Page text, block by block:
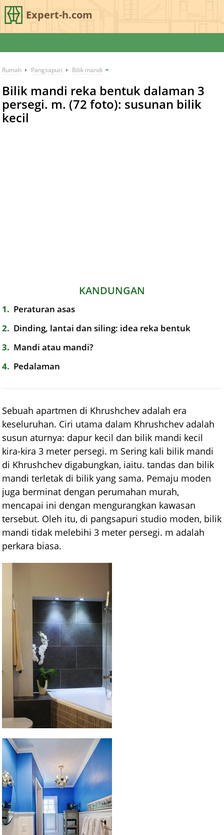
Expert-h.com
Rumah Pangsapuri Bilik mandi
Bilik mandi reka bentuk dalaman 3
persegi. m. (72 foto): susunan bilik
kecil
KANDUNGAN
1
Peraturan asas
2
Dinding, lantai dan siling: idea reka bentuk
3
Mandi atau mandi?
4
Pedalaman
Sebuah apartmen di Khrushchev adalah era
keseluruhan. Ciri utama dalam Khrushchev adalah
susun aturnya: dapur kecil dan bilik mandi kecil
kira-kira 3 meter persegi. m Sering kali bilik mandi
di Khrushchev digabungkan, iaitu. tandas dan bilik
mandi terletak di bilik yang sama. Pemaju moden
juga berminat dengan perumahan murah,
mencapai ini dengan mengurangkan kawasan
tersebut. Oleh itu, di pangsapuri studio moden, bilik
mandi tidak melebihi 3 meter persegi. m adalah
perkara biasa.